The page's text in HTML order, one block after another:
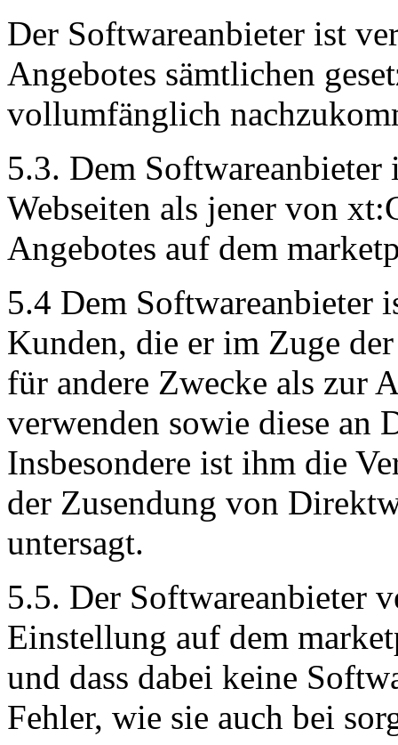
Der Softwareanbieter ist
Angebotes sämtlichen
vollumfänglich
5.3. Dem Softwareanbieter
Webseiten als jener von
Angebotes auf dem
5.4 Dem Softwareanbieter
Kunden, die er im Zuge
für andere Zwecke als zur
verwenden sowie diese an
Insbesondere ist ihm die
der Zusendung von
untersagt.
5.5. Der Softwareanbieter
Einstellung auf dem
und dass dabei keine
Fehler, wie sie auch bei